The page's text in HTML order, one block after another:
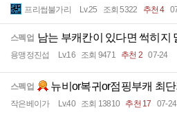
프리썹불가리 Lv.25 조회 5322 추천 4
스펙업 남는 부캐칸이 있다면 썩히지
용맹정진섭 Lv.16 조회 9471 추천 2 07-24
스펙업 뉴비or복귀or점핑부캐 최
작은베이가 Lv.40 조회 13810 추천 17 07-24